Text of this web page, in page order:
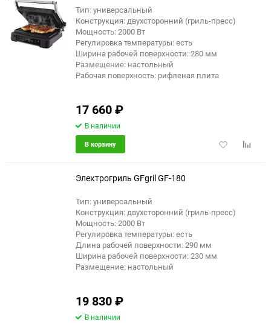
еще 2 фото
Тип: универсальный
Конструкция: двухсторонний (гриль-пресс)
Мощность: 2000 Вт
Регулировка температуры: есть
Ширина рабочей поверхности: 280 мм
Размещение: настольный
Рабочая поверхность: рифленая плита
17 660₽
В наличии
Добавить
В корзину
Электрогриль GFgril GF-180
Тип: универсальный
Конструкция: двухсторонний (гриль-пресс)
Мощность: 2000 Вт
Регулировка температуры: есть
Длина рабочей поверхности: 290 мм
Ширина рабочей поверхности: 230 мм
Размещение: настольный
19 830₽
В наличии